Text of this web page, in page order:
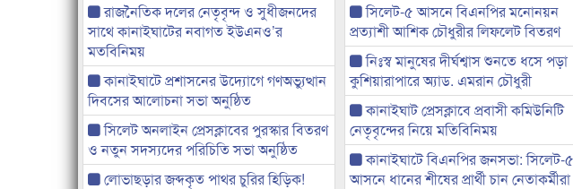
রাজনৈতিক দলের নেতৃবৃন্দ ও সুধীজনদের
সাথে কানাইঘাটের নবাগত ইউএনও’র
মতবিনিময়
কানাইঘাটে প্রশাসনের উদ্যোগে গণঅভ্যুত্থান
দিবসের আলোচনা সভা অনুষ্ঠিত
সিলেট অনলাইন প্রেসক্লাবের পুরস্কার বিতরণ
ও নতুন সদস্যদের পরিচিতি সভা অনুষ্ঠিত
লোভাছড়ার জব্দকৃত পাথর চুরির হিড়িক!
সিলেট-৫ আসনে বিএনপির মনোনয়ন
প্রত্যাশী আশিক চৌধুরীর লিফলেট বিতরণ
নিঃস্ব মানুষের দীর্ঘশ্বাস শুনতে ধসে পড়া
কুশিয়ারাপারে অ্যাড. এমরান চৌধুরী
কানাইঘাট প্রেসক্লাবে প্রবাসী কমিউনিটি
নেতৃবৃন্দের নিয়ে মতিবিনিময়
কানাইঘাটে বিএনপির জনসভা: সিলেট-৫
আসনে ধানের শীষের প্রার্থী চান নেতাকর্মীরা